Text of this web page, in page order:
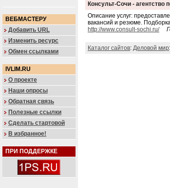
ВЕБМАСТЕРУ
Добавить URL
Изменить ресурс
Обмен ссылками
IVLIM.RU
О проекте
Наши опросы
Обратная связь
Полезные ссылки
Сделать стартовой
В избранное!
ПРИ ПОДДЕРЖКЕ
Консульт-Сочи - агентство
Описание услуг:
вакансий и резюме.
http://www.consult-sochi.ru/
Каталог сайтов: Деловой мир: